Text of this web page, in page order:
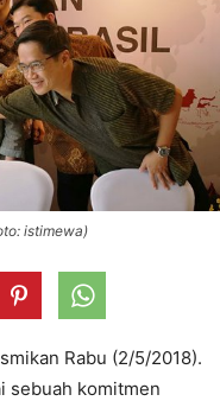
istimewa)
Rabu (2/5/2018).
sebuah komitmen